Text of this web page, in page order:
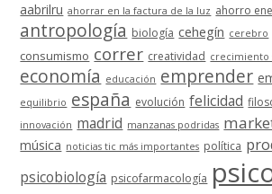
aabrilru ahorrar en la factura de la luz ahorro
antropología biología cehegín cerebro
consumismo correr creatividad crecimiento
economía educación emprender
equilibrio españa evolución felicidad
innovación madrid manzanas podridas
música noticias tic más importantes política
psicobiología psicofarmacología